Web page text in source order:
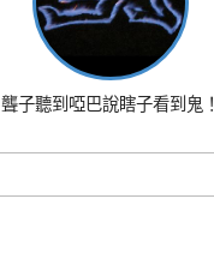
聾子聽到啞巴說瞎子看到鬼！